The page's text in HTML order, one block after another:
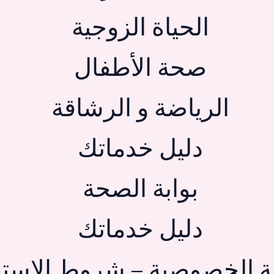
الحياة الزوجية
صحة الأطفال
الرياضة و الرشاقة
دليل خدماتك
بوابة الصحة
دليل خدماتك